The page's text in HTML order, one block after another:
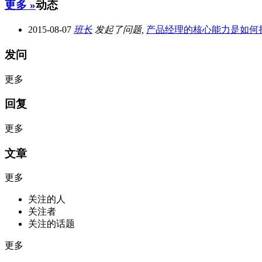
更多 »动态
2015-08-07 班长发起了问题, 产品经理的核心能力是如何
发问
更多
回复
更多
文章
更多
关注的人
关注者
关注的话题
更多